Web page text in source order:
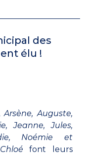
des
élu !
Arsène, Auguste,
Jeanne, Jules,
Noémie et
font leurs